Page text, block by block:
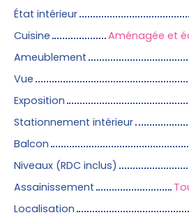
État intérieur
Cuisine
Aménagée et
Ameublement
Vue
Exposition
Stationnement intérieur
Balcon
Niveaux (RDC inclus)
Assainissement
Localisation